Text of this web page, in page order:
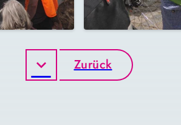
Zurück